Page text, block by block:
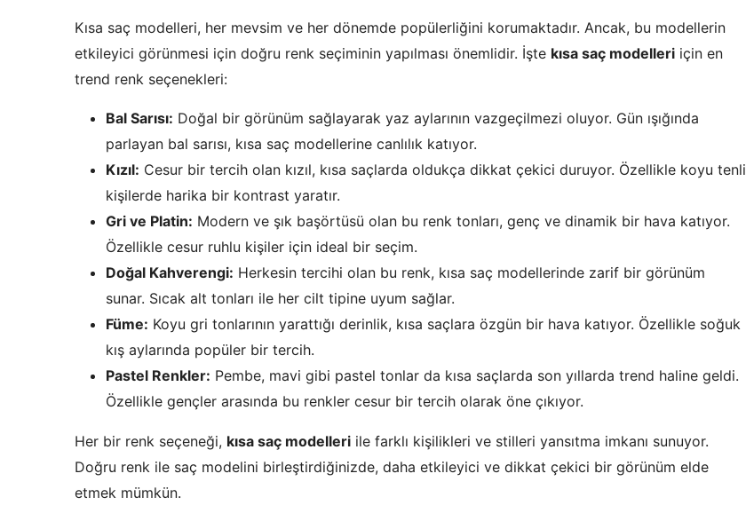
Kısa saç modelleri, her mevsim ve her dönemde popülerliğini korumaktadır. Ancak, bu modellerin
etkileyici görünmesi için doğru renk seçiminin yapılması önemlidir. İşte kısa saç modelleri için en
trend renk seçenekleri:
Bal Sarısı: Doğal bir görünüm sağlayarak yaz aylarının vazgeçilmezi oluyor. Gün ışığında
parlayan bal sarısı, kısa saç modellerine canlılık katıyor.
Kızıl: Cesur bir tercih olan kızıl, kısa saçlarda oldukça dikkat çekici duruyor. Özellikle koyu tenli
kişilerde harika bir kontrast yaratır.
Gri ve Platin: Modern ve şık başörtüsü olan bu renk tonları, genç ve dinamik bir hava katıyor.
Özellikle cesur ruhlu kişiler için ideal bir seçim.
Doğal Kahverengi: Herkesin tercihi olan bu renk, kısa saç modellerinde zarif bir görünüm
sunar. Sıcak alt tonları ile her cilt tipine uyum sağlar.
Füme: Koyu gri tonlarının yarattığı derinlik, kısa saçlara özgün bir hava katıyor. Özellikle soğuk
kış aylarında popüler bir tercih.
Pastel Renkler: Pembe, mavi gibi pastel tonlar da kısa saçlarda son yıllarda trend haline geldi.
Özellikle gençler arasında bu renkler cesur bir tercih olarak öne çıkıyor.
Her bir renk seçeneği, kısa saç modelleri ile farklı kişilikleri ve stilleri yansıtma imkanı sunuyor.
Doğru renk ile saç modelini birleştirdiğinizde, daha etkileyici ve dikkat çekici bir görünüm elde
etmek mümkün.